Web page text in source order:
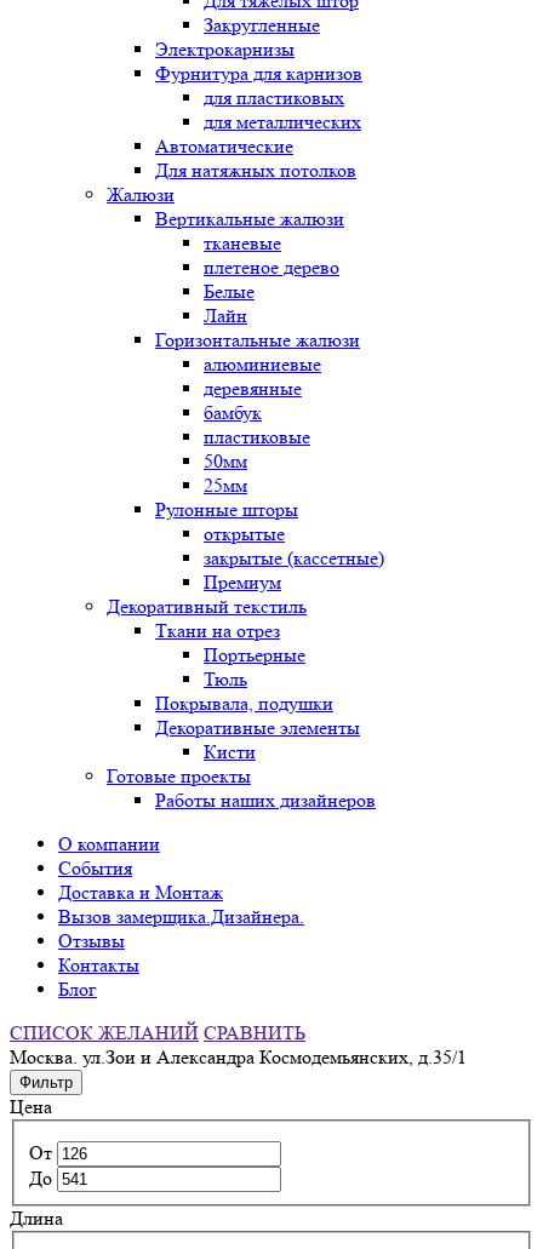
Закругленные
Электрокарнизы
Фурнитура для карнизов
для пластиковых
для металлических
Автоматические
Для натяжных потолков
Жалюзи
Вертикальные жалюзи
тканевые
плетеное дерево
Белые
Лайн
Горизонтальные жалюзи
алюминиевые
деревянные
бамбук
пластиковые
50мм
25мм
Рулонные шторы
открытые
закрытые (кассетные)
Премиум
Декоративный текстиль
Ткани на отрез
Портьерные
Тюль
Покрывала, подушки
Декоративные элементы
Кисти
Готовые проекты
Работы наших дизайнеров
О компании
События
Доставка и Монтаж
Вызов замерщика.Дизайнера.
Отзывы
Контакты
Блог
СПИСОК ЖЕЛАНИЙ СРАВНИТЬ
Москва. ул.Зои и Александра Космодемьянских, д.35/1
Фильтр
Цена
От
До
Длина